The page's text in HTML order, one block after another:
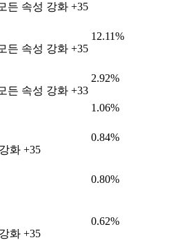
든 속성 강화 +35
든 속성 강화 +35
12.11%
든 속성 강화 +33
2.92%
1.06%
화 +35
0.84%
0.80%
화 +35
0.62%